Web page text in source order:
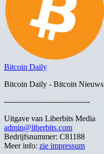
Bitcoin Daily
Bitcoin Daily - Bitcoin Nieuws
----------------------------------
Uitgave van Liberbits Media
admin@liberbits.com
Bedrijfsnummer: C81188
Meer info: zie impressum